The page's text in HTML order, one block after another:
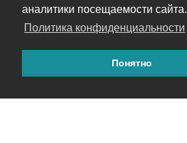
аналитики посещаемости сайта.
Политика конфиденциальности
Понятно
Написать ответ...